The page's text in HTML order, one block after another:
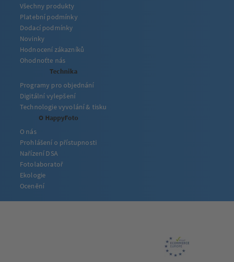
Všechny produkty
Platební podmínky
Dodací podmínky
Novinky
Hodnocení zákazníků
Ohodnoťte nás
Technika
Programy pro objednání
Digitální vylepšení
Technologie vyvolání & tisku
O HappyFoto
O nás
Prohlášení o přístupnosti
Nařízení DSA
Fotolaboratoř
Ekologie
Ocenění